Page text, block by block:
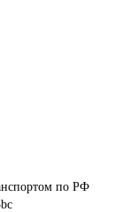
по РФ